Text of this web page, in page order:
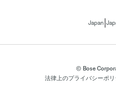
Japan
© Bose
法律上のプライバシーポリ